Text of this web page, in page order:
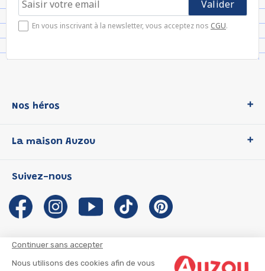
Continuer sans accepter
Nous utilisons des cookies afin de vous
En vous inscrivant à la newsletter, vous acceptez nos CGU.
Nos héros
P'tit Loup
Les Influenceuses
Migali
Petite Taupe
La maison Auzou
Notre histoire
Auzou s'engage
Auteurs et illustrateurs Auzou
Suivez-nous